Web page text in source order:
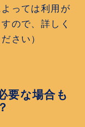
よっては利用が
ので、詳しく
さい）
要な場合も